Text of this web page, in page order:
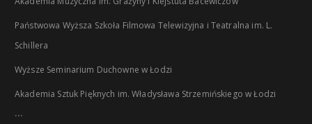
Państwowa Wyższa Szkoła Filmowa Telewizyjna i Teatralna im. L.
Schillera
Wyższe Seminarium Duchowne w Łodzi
Akademia Sztuk Pięknych im. Władysława Strzemińskiego w Łodzi
...